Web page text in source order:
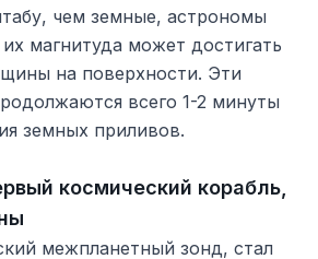
чем земные, астрономы
магнитуда может достигать
на поверхности. Эти
всего 1-2 минуты
земных приливов.
космический корабль,
межпланетный зонд, стал